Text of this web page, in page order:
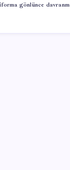
gönlünce